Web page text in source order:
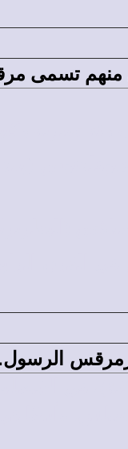
منهم تسمى